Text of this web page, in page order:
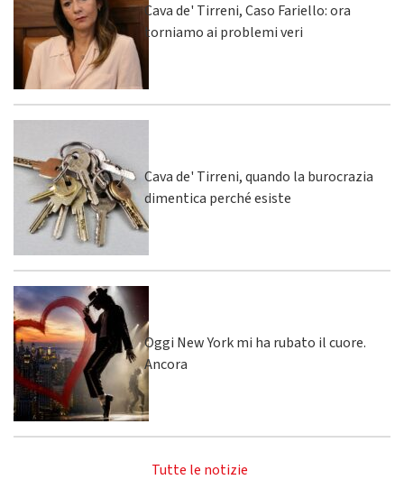
Cava de' Tirreni, Caso Fariello: ora
torniamo ai problemi veri
Cava de' Tirreni, quando la burocrazia
dimentica perché esiste
Oggi New York mi ha rubato il cuore.
Ancora
Tutte le notizie